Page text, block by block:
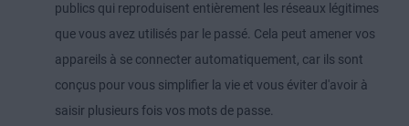
publics qui reproduisent entièrement les réseaux légitimes
que vous avez utilisés par le passé. Cela peut amener vos
appareils à se connecter automatiquement, car ils sont
conçus pour vous simplifier la vie et vous éviter d'avoir à
saisir plusieurs fois vos mots de passe.